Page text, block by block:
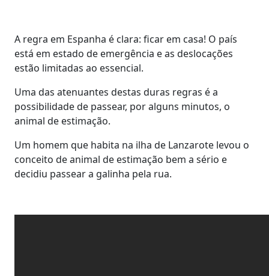
A regra em Espanha é clara: ficar em casa! O país
está em estado de emergência e as deslocações
estão limitadas ao essencial.
Uma das atenuantes destas duras regras é a
possibilidade de passear, por alguns minutos, o
animal de estimação.
Um homem que habita na ilha de Lanzarote levou o
conceito de animal de estimação bem a sério e
decidiu passear a galinha pela rua.